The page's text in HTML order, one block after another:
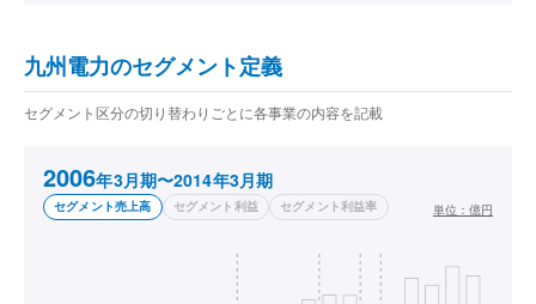
九州電力のセグメント定義
セグメント区分の切り替わりごとに各事業の内容を記載
2006年3月期〜2014年3月期
セグメント売上高 セグメント利益 セグメント利益率 単位： 億円